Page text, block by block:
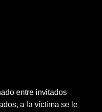
entre invitados
a la víctima se le